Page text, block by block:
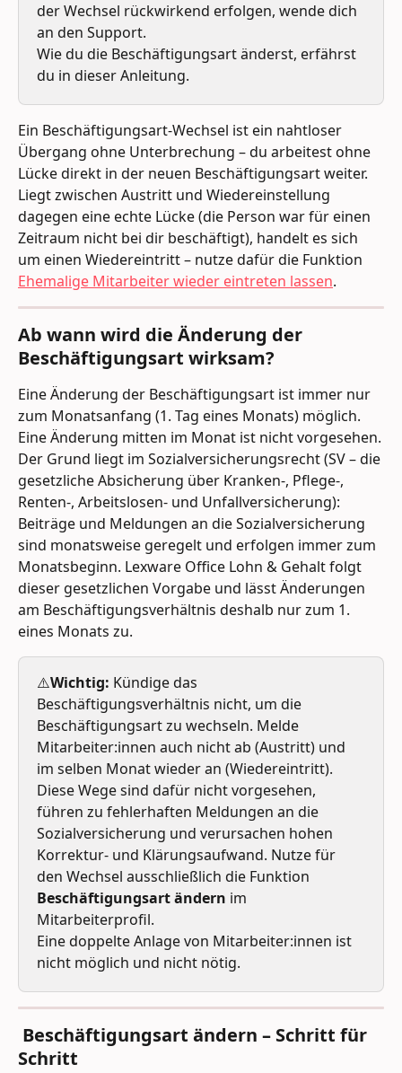
der Wechsel rückwirkend erfolgen, wende dich
an den Support.
Wie du die Beschäftigungsart änderst, erfährst
du in dieser Anleitung.
Ein Beschäftigungsart-Wechsel ist ein nahtloser
Übergang ohne Unterbrechung – du arbeitest ohne
Lücke direkt in der neuen Beschäftigungsart weiter.
Liegt zwischen Austritt und Wiedereinstellung
dagegen eine echte Lücke (die Person war für einen
Zeitraum nicht bei dir beschäftigt), handelt es sich
um einen Wiedereintritt – nutze dafür die Funktion
Ehemalige Mitarbeiter wieder eintreten lassen.
Ab wann wird die Änderung der
Beschäftigungsart wirksam?
Eine Änderung der Beschäftigungsart ist immer nur
zum Monatsanfang (1. Tag eines Monats) möglich.
Eine Änderung mitten im Monat ist nicht vorgesehen.
Der Grund liegt im Sozialversicherungsrecht (SV – die
gesetzliche Absicherung über Kranken-, Pflege-,
Renten-, Arbeitslosen- und Unfallversicherung):
Beiträge und Meldungen an die Sozialversicherung
sind monatsweise geregelt und erfolgen immer zum
Monatsbeginn. Lexware Office Lohn & Gehalt folgt
dieser gesetzlichen Vorgabe und lässt Änderungen
am Beschäftigungsverhältnis deshalb nur zum 1.
eines Monats zu.
⚠️Wichtig: Kündige das
Beschäftigungsverhältnis nicht, um die
Beschäftigungsart zu wechseln. Melde
Mitarbeiter:innen auch nicht ab (Austritt) und
im selben Monat wieder an (Wiedereintritt).
Diese Wege sind dafür nicht vorgesehen,
führen zu fehlerhaften Meldungen an die
Sozialversicherung und verursachen hohen
Korrektur- und Klärungsaufwand. Nutze für
den Wechsel ausschließlich die Funktion
Beschäftigungsart ändern im
Mitarbeiterprofil.
Eine doppelte Anlage von Mitarbeiter:innen ist
nicht möglich und nicht nötig.
Schritt